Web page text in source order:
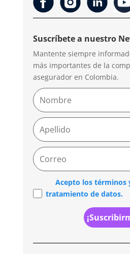
Suscríbete a nuestro
Mantente siempre
más importantes de la
asegurador en Colombia.
Acepto los términos
tratamiento de datos.